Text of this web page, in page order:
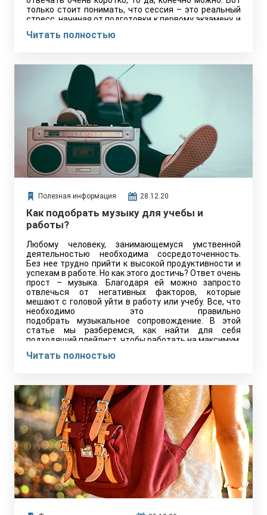
только стоит понимать, что сессия – это реальный
стресс, начиная от подготовки к первому экзамену, и
стресс может сыграть с организмом студента злую
запоминания. Ну, и где стресс, там и проблемы со
здоровьем: страдают волосы, кожа, вес. А здоровье
для студента очень важно! Думаю, не стоит
объяснять почему.
Читать полностью
Полезная информация 28.12.20
Как подобрать музыку для учебы и
работы?
Любому человеку, занимающемуся умственной
деятельностью необходима сосредоточенность.
Без нее трудно прийти к высокой продуктивности и
успехам в работе. Но как этого достичь? Ответ очень
прост – музыка. Благодаря ей можно запросто
отвлечься от негативных факторов, которые
мешают с головой уйти в работу или учебу. Все, что
необходимо это правильно
подобрать музыкальное сопровождение. В этой
статье мы разберемся, как найти для себя
подходящий плейлист, чтобы работать на максимум.
Читать полностью